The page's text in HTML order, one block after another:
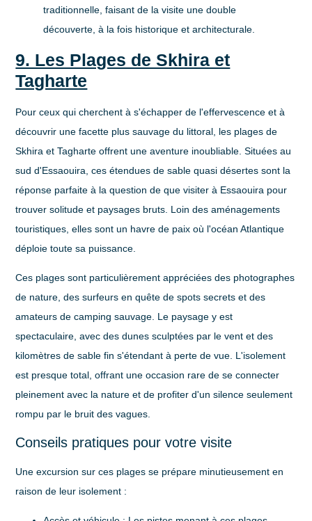
traditionnelle, faisant de la visite une double
découverte, à la fois historique et architecturale.
9. Les Plages de Skhira et
Tagharte
Pour ceux qui cherchent à s'échapper de l'effervescence et à
découvrir une facette plus sauvage du littoral, les plages de
Skhira et Tagharte offrent une aventure inoubliable. Situées au
sud d'Essaouira, ces étendues de sable quasi désertes sont la
réponse parfaite à la question deque visiter à Essaouira pour
trouver solitude et paysages bruts. Loin des aménagements
touristiques, elles sont un havre de paix où l'océan Atlantique
déploie toute sa puissance.
Ces plages sont particulièrement appréciées des photographes
de nature, des surfeurs en quête de spots secrets et des
amateurs de camping sauvage. Le paysage y est
spectaculaire, avec des dunes sculptées par le vent et des
kilomètres de sable fin s'étendant à perte de vue. L'isolement
est presque total, offrant une occasion rare de se connecter
pleinement avec la nature et de profiter d'un silence seulement
rompu par le bruit des vagues.
Conseils pratiques pour votre visite
Une excursion sur ces plages se prépare minutieusement en
raison de leur isolement :